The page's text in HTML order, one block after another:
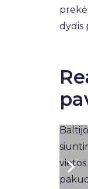
dydis